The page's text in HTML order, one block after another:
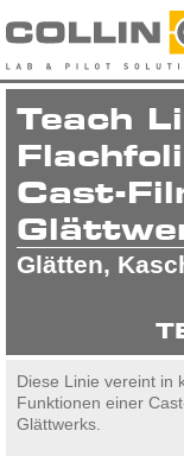
Teach
Cast-
Glätten,
Diese Linie vereint in
Funktionen einer
Glättwerks.